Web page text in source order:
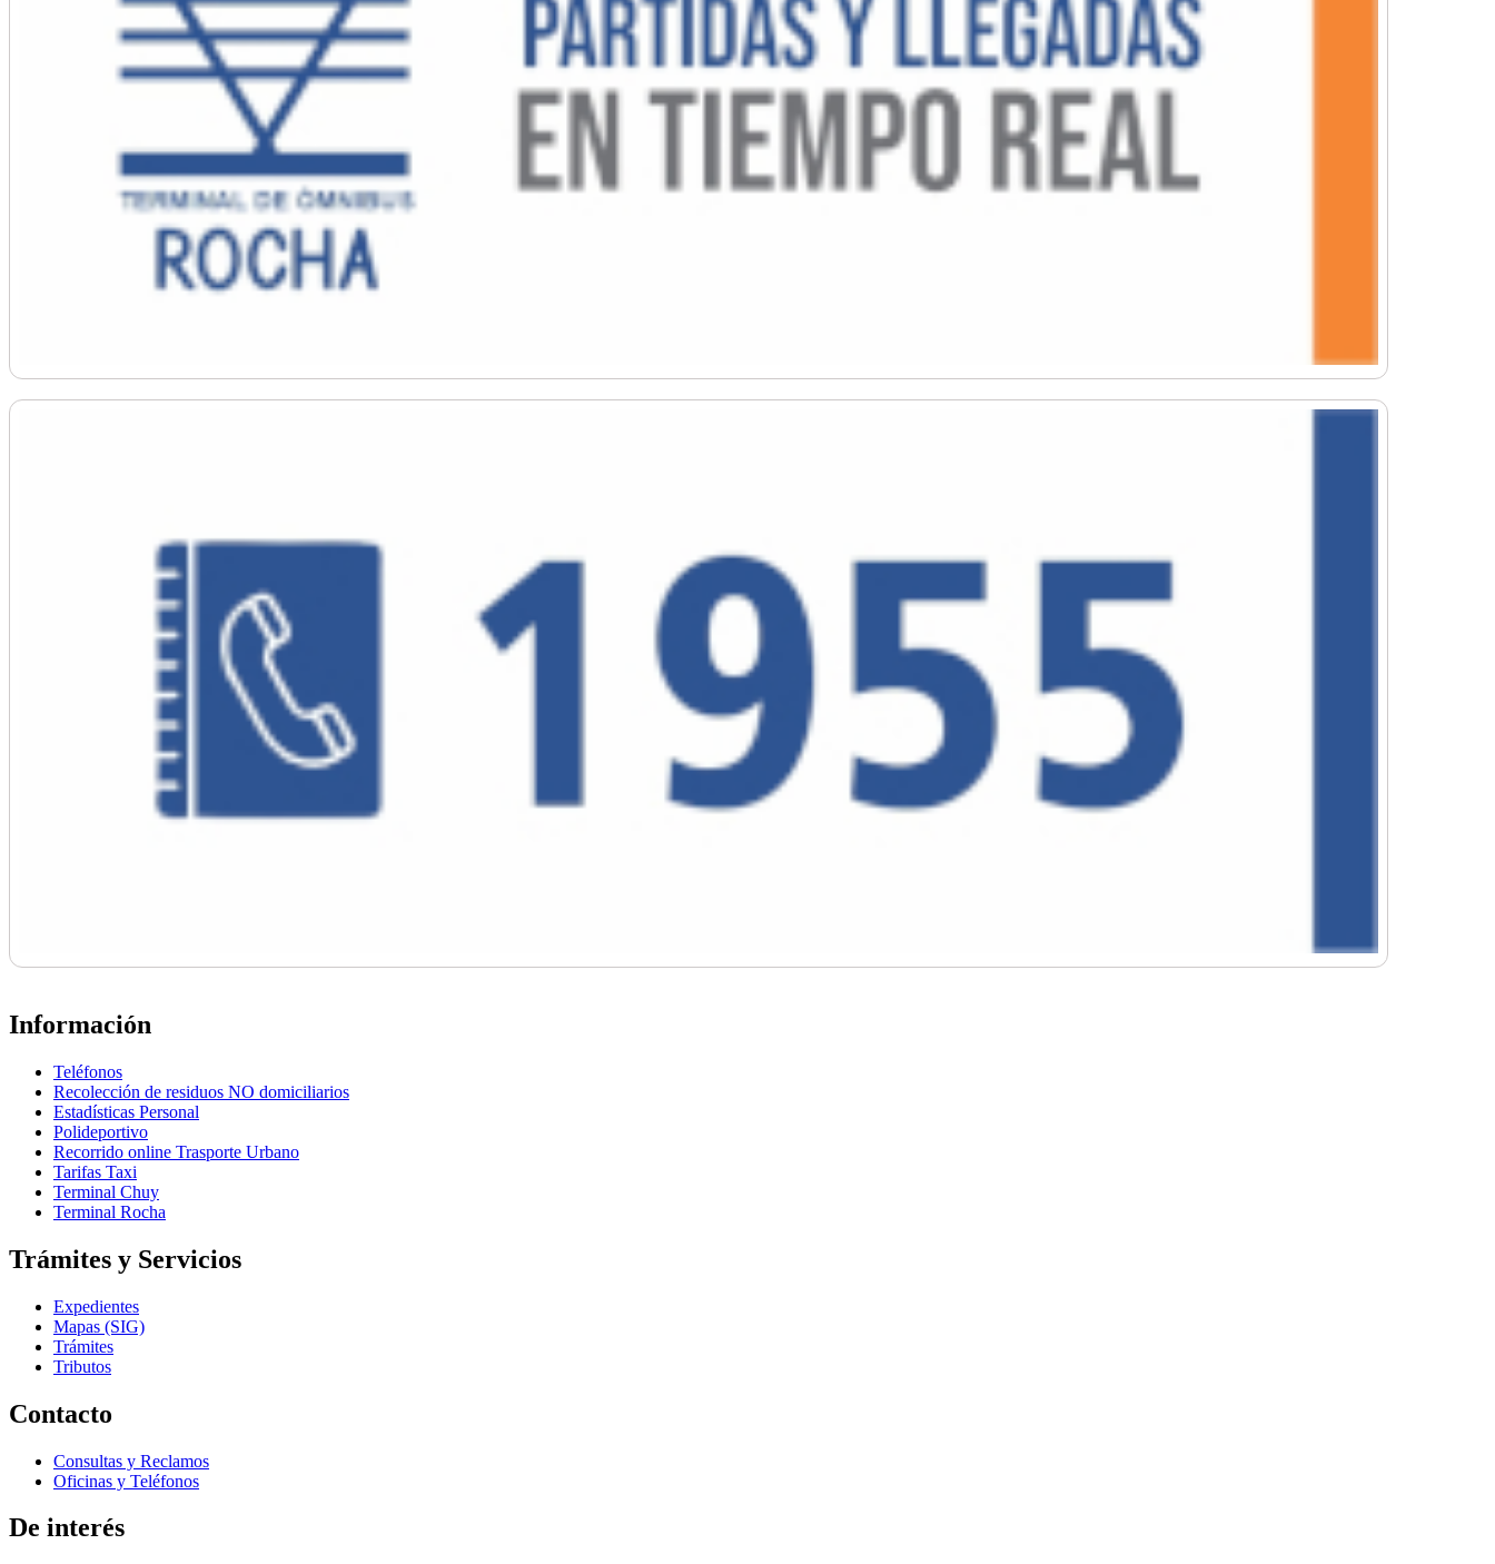
Información
Teléfonos
Recolección de residuos NO domiciliarios
Estadísticas Personal
Polideportivo
Recorrido online Trasporte Urbano
Tarifas Taxi
Terminal Chuy
Terminal Rocha
Trámites y Servicios
Expedientes
Mapas (SIG)
Trámites
Tributos
Contacto
Consultas y Reclamos
Oficinas y Teléfonos
De interés